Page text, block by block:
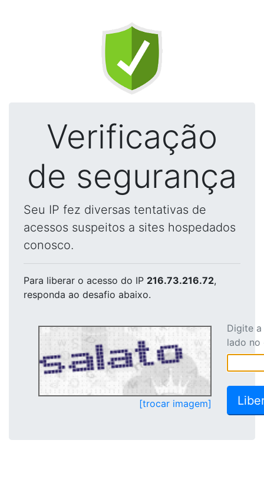
Verificação
de segurança
Seu IP fez diversas tentativas de
acessos suspeitos a sites hospedados
conosco.
Para liberar o acesso do IP 216.73.216.72,
responda ao desafio abaixo.
[trocar imagem]
Digite
lado no